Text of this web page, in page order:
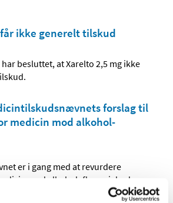
ikke generelt tilskud
besluttet, at Xarelto 2,5 mg ikke
forslag til
medicin mod alkohol­
er i gang med at revurdere
mod alkoholafhængighed